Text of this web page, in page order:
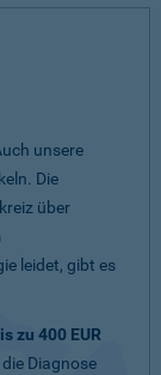
unsere
Die
über
leidet, gibt es
zu 400 EUR
Diagnose